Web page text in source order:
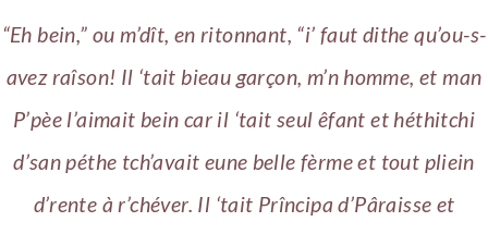
“Eh bein,” ou m’dît, en ritonnant, “i’ faut dithe qu’ou-s-
avez raîson! Il ‘tait bieau garçon, m’n homme, et man
P’pèe l’aimait bein car il ‘tait seul êfant et héthitchi
d’san péthe tch’avait eune belle fèrme et tout pliein
d’rente à r’chéver. Il ‘tait Prîncipa d’Pâraisse et